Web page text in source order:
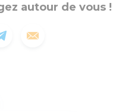
autour de vous !